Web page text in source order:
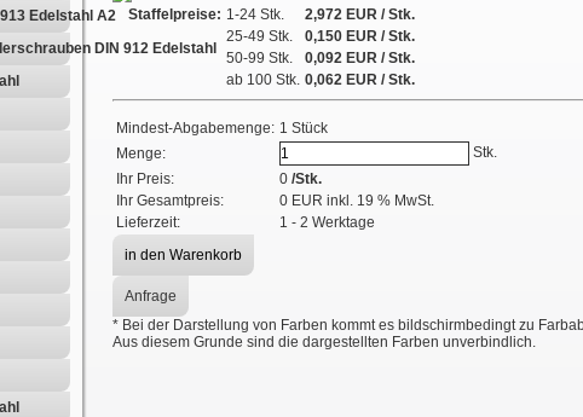
Edelstahl A2
DIN 912 Edelstahl
Staffelpreise: 1-24 Stk. 2,972 EUR / Stk.
25-49 Stk.
0,150 EUR / Stk.
50-99 Stk.
0,092 EUR / Stk.
ab 100 Stk. 0,062 EUR / Stk.
Mindest-Abgabemenge: 1 Stück
Menge:
Stk.
Ihr Preis:
0 /Stk.
Ihr Gesamtpreis:
0 EUR inkl. 19 % MwSt.
Lieferzeit:
1 - 2 Werktage
Anfrage
* Bei der Darstellung von Farben kommt es bildschirmbedingt zu
Aus diesem Grunde sind die dargestellten Farben unverbindlich.